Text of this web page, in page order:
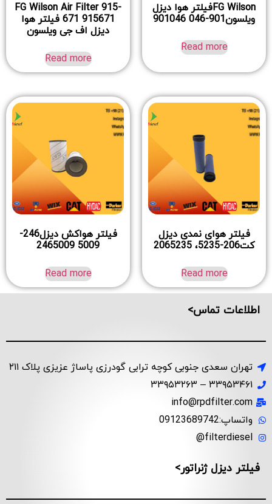
FG Wilsonفیلتر هوا دیزل
ویلسون901-046 901046
Read more
FG Wilson Air Filter 915-
671 915671 فیلتر هوا
دیزل اف جی ویلسون
Read more
فیلتر هوای نمدی دیزل
کت206-5235، 2065235
Read more
فیلتر هواکش دیزل246-
5009 2465009
Read more
اطلاعات تماس>
تهران سعدی جنوبی کوچه ترابی گودرزی پاساژ عزیزی پلاک ۲۱۱
۳۳۹۵۳۴۶۱ – ۳۳۹۵۳۲۶۳
info@rpdfilter.com
واتساپ:09123689742
filterdiesel@
فیلتر دیزل ژنراتور>